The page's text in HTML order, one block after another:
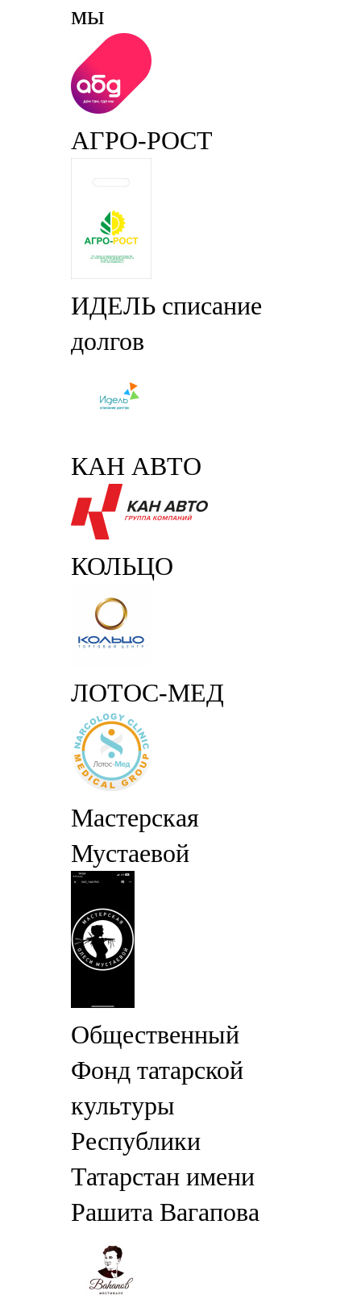
мы
АГРО-РОСТ
ИДЕЛЬ списание
долгов
КАН АВТО
КОЛЬЦО
ЛОТОС-МЕД
Мастерская
Мустаевой
Общественный
Фонд татарской
культуры
Республики
Татарстан имени
Рашита Вагапова